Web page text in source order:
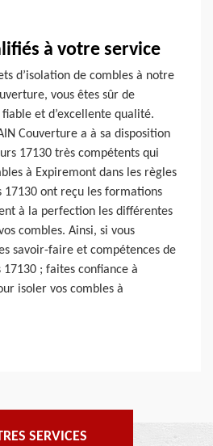
à votre service
d’isolation de combles à notre
vous êtes sûr de
et d’excellente qualité.
Couverture a à sa disposition
17130 très compétents qui
à Expiremont dans les règles
17130 ont reçu les formations
à la perfection les différentes
combles. Ainsi, si vous
savoir-faire et compétences de
; faites confiance à
isoler vos combles à
SERVICES